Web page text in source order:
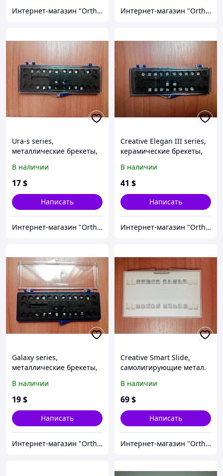
Интернет-магазин "OrthoWay" Интернет-магазин "OrthoWay"
Ura-s series,
металлические брекеты,
набор)
В наличии
17$
Написать
Интернет-магазин "OrthoWay"
Creative Elegan III series,
керамические брекеты,
(полн.набор)
В наличии
41 $
Написать
Интернет-магазин "OrthoWay"
Galaxy series,
металлические брекеты,
набор)
В наличии
19$
Написать
Интернет-магазин "OrthoWay"
Creative Smart Slide,
самолигирующие метал.
(полный набор)
В наличии
69$
Написать
Интернет-магазин "OrthoWay"